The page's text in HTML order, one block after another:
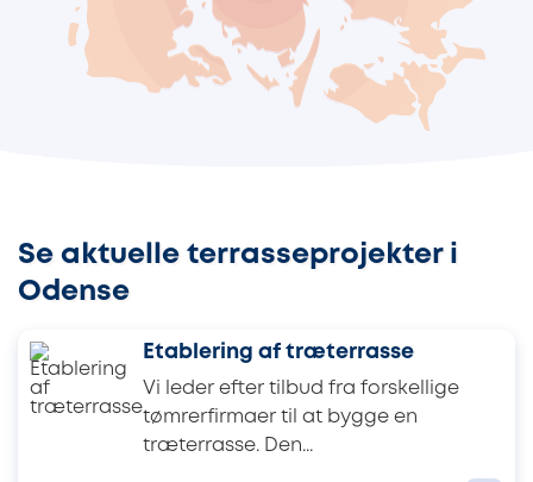
Se aktuelle terrasseprojekter i
Odense
Etablering af træterrasse
Vi leder efter tilbud fra forskellige
tømrerfirmaer til at bygge en
træterrasse. Den...